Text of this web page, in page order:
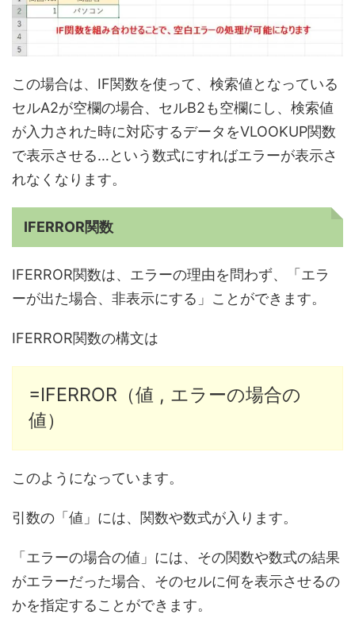
この場合は、IF関数を使って、検索値となっている
セルA2が空欄の場合、セルB2も空欄にし、検索値
が入力された時に対応するデータをVLOOKUP関数
で表示させる…という数式にすればエラーが表示さ
れなくなります。
IFERROR関数
IFERROR関数は、エラーの理由を問わず、「エラ
ーが出た場合、非表示にする」ことができます。
IFERROR関数の構文は
=IFERROR（値 , エラーの場合の
値）
このようになっています。
引数の「値」には、関数や数式が入ります。
「エラーの場合の値」には、その関数や数式の結果
がエラーだった場合、そのセルに何を表示させるの
かを指定することができます。